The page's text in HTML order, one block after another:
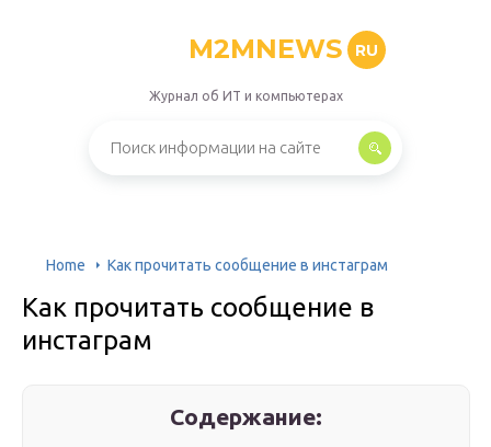
M2MNEWS RU
Журнал об ИТ и компьютерах
Home Как прочитать сообщение в инстаграм
Как прочитать сообщение в
инстаграм
Содержание: